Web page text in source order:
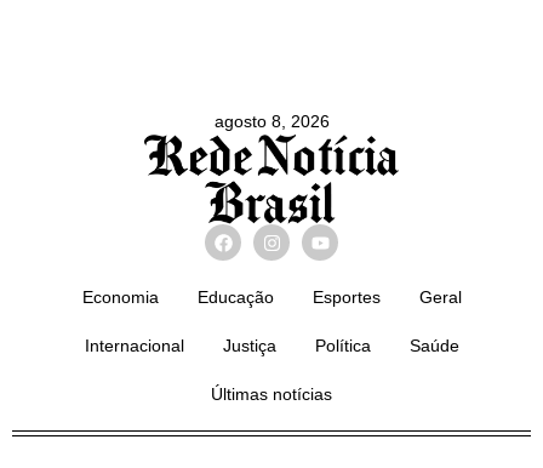
agosto 8, 2026
Economia Educação Esportes Geral
Internacional Justiça Política Saúde
Últimas notícias